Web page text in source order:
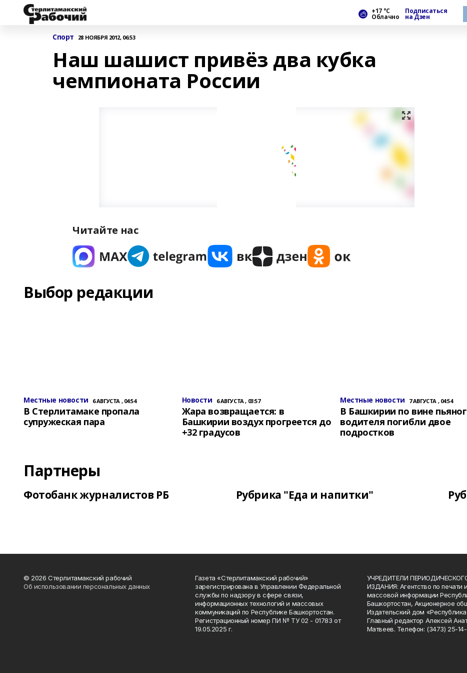
+17 °С
Облачно
Подписаться
на Дзен
Спорт 28 НОЯБРЯ 2012, 06:53
Наш шашист привёз два кубка
чемпионата России
Читайте нас
Выбор редакции
Местные новости 6 АВГУСТА , 04:54
В Стерлитамаке пропала
супружеская пара
Новости 6 АВГУСТА , 03:57
Жара возвращается: в
Башкирии воздух прогреется до
+32 градусов
Местные новости 7 АВГУСТА , 04:54
В Башкирии по вине
водителя погибли двое
подростков
Партнеры
Фотобанк журналистов РБ Рубрика "Еда и напитки"
© 2026 Стерлитамакский рабочий
Об использовании персональных данных
Газета «Стерлитамакский рабочий»
зарегистрирована в Управлении Федеральной
службы по надзору в сфере связи,
информационных технологий и массовых
коммуникаций по Республике Башкортостан.
Регистрационный номер ПИ № ТУ 02 - 01783 от
19.05.2025 г.
УЧРЕДИТЕЛИ
ИЗДАНИЯ: Агентство по печати
массовой информации
Башкортостан, Акционерное
Издательский дом
Главный редактор Алексей
Матвеев. Телефон: (3473) 25-14-